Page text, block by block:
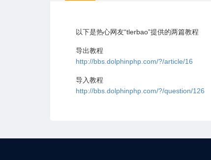
以下是热心网友“tlerbao”提供的两篇教程
导出教程
http://bbs.dolphinphp.com/?/article/16
导入教程
http://bbs.dolphinphp.com/?/question/126